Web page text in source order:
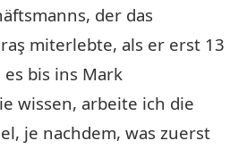
der das
miterlebte, als er erst 13
es bis ins Mark
wissen, arbeite ich die
je nachdem, was zuerst